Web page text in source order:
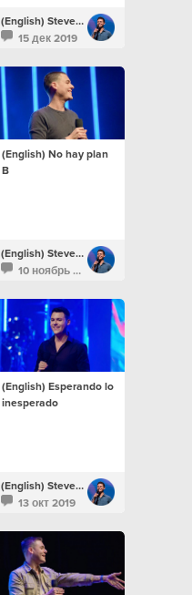
(English) Steven Richards
15 дек 2019
(English) No hay plan
B
(English) Steven Richards
10 ноябрь 2019
(English) Esperando lo
inesperado
(English) Steven Richards
13 окт 2019